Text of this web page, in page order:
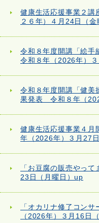
健康生活応援事業２
２６年）４月24日（
令和８年度開講「絵
令和８年（2026年）
令和８年度開講「健美
果発表 令和８年（
健康生活応援事業４
年（2026年）３月27
「お豆腐の販売やっ
23日（月曜日）up
「オカリナ修了コン
（2026年）３月16日